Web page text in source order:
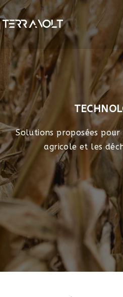
Solutions proposées
agricole et les